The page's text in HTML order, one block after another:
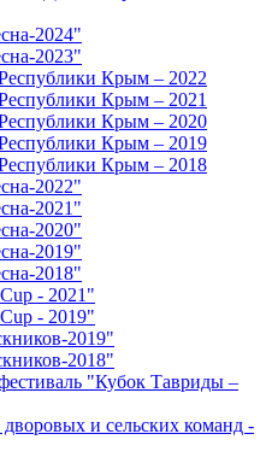
2024"
2023"
Крым – 2022
Крым – 2021
Крым – 2020
Крым – 2019
Крым – 2018
2022"
2021"
2020"
2019"
2018"
- 2021"
- 2019"
2019"
2018"
"Кубок Тавриды –
и сельских команд -